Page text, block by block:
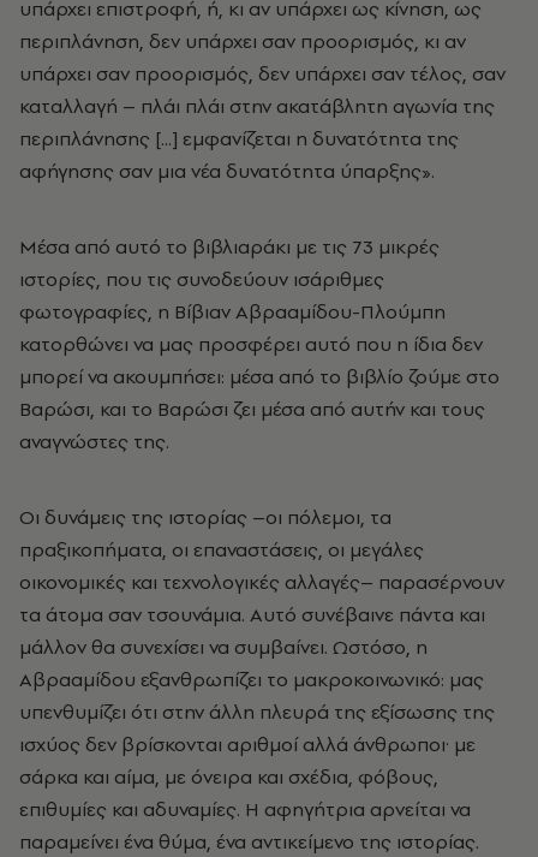
υπάρχει επιστροφή, ή, κι αν υπάρχει ως κίνηση, ως
περιπλάνηση, δεν υπάρχει σαν προορισμός, κι αν
υπάρχει σαν προορισμός, δεν υπάρχει σαν τέλος, σαν
καταλλαγή – πλάι πλάι στην ακατάβλητη αγωνία της
περιπλάνησης [...] εμφανίζεται η δυνατότητα της
αφήγησης σαν μια νέα δυνατότητα ύπαρξης».
Μέσα από αυτό το βιβλιαράκι με τις 73 μικρές
ιστορίες, που τις συνοδεύουν ισάριθμες
φωτογραφίες, η Βίβιαν Αβρααμίδου-Πλούμπη
κατορθώνει να μας προσφέρει αυτό που η ίδια δεν
μπορεί να ακουμπήσει: μέσα από το βιβλίο ζούμε στο
Βαρώσι, και το Βαρώσι ζει μέσα από αυτήν και τους
αναγνώστες της.
Οι δυνάμεις της ιστορίας –οι πόλεμοι, τα
πραξικοπήματα, οι επαναστάσεις, οι μεγάλες
οικονομικές και τεχνολογικές αλλαγές– παρασέρνουν
τα άτομα σαν τσουνάμια. Αυτό συνέβαινε πάντα και
μάλλον θα συνεχίσει να συμβαίνει. Ωστόσο, η
Αβρααμίδου εξανθρωπίζει το μακροκοινωνικό: μας
υπενθυμίζει ότι στην άλλη πλευρά της εξίσωσης της
ισχύος δεν βρίσκονται αριθμοί αλλά άνθρωποι· με
σάρκα και αίμα, με όνειρα και σχέδια, φόβους,
επιθυμίες και αδυναμίες. Η αφηγήτρια αρνείται να
παραμείνει ένα θύμα, ένα αντικείμενο της ιστορίας.